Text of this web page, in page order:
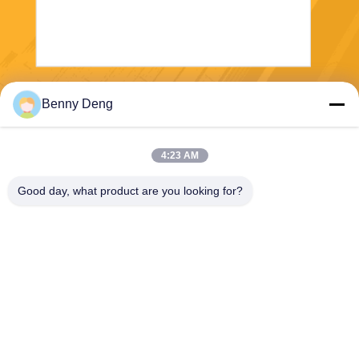
Benny Deng
4:23 AM
Good day, what product are you looking for?